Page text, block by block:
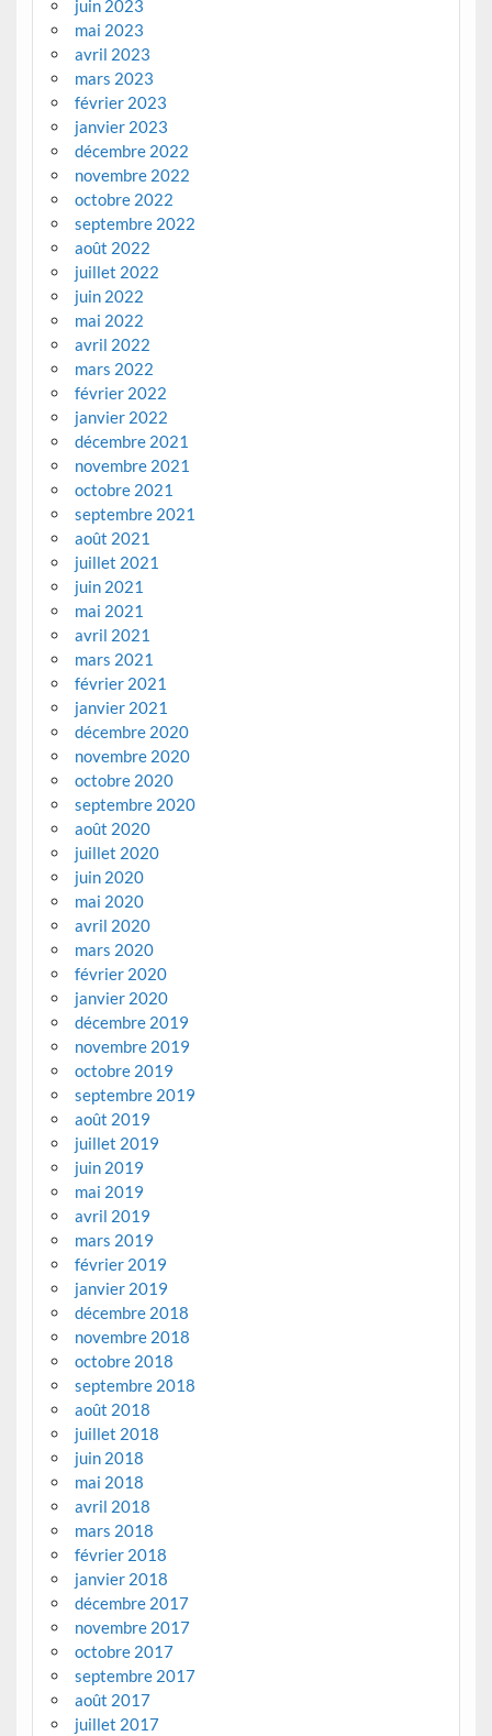
juin 2023
mai 2023
avril 2023
mars 2023
février 2023
janvier 2023
décembre 2022
novembre 2022
octobre 2022
septembre 2022
août 2022
juillet 2022
juin 2022
mai 2022
avril 2022
mars 2022
février 2022
janvier 2022
décembre 2021
novembre 2021
octobre 2021
septembre 2021
août 2021
juillet 2021
juin 2021
mai 2021
avril 2021
mars 2021
février 2021
janvier 2021
décembre 2020
novembre 2020
octobre 2020
septembre 2020
août 2020
juillet 2020
juin 2020
mai 2020
avril 2020
mars 2020
février 2020
janvier 2020
décembre 2019
novembre 2019
octobre 2019
septembre 2019
août 2019
juillet 2019
juin 2019
mai 2019
avril 2019
mars 2019
février 2019
janvier 2019
décembre 2018
novembre 2018
octobre 2018
septembre 2018
août 2018
juillet 2018
juin 2018
mai 2018
avril 2018
mars 2018
février 2018
janvier 2018
décembre 2017
novembre 2017
octobre 2017
septembre 2017
août 2017
juillet 2017